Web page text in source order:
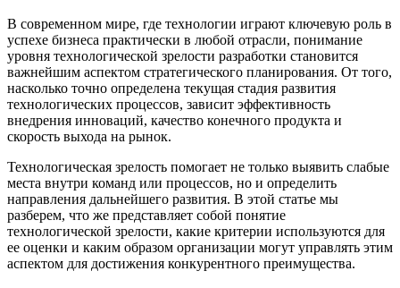
В современном мире, где технологии играют ключевую роль в
успехе бизнеса практически в любой отрасли, понимание
уровня технологической зрелости разработки становится
важнейшим аспектом стратегического планирования. От того,
насколько точно определена текущая стадия развития
технологических процессов, зависит эффективность
внедрения инноваций, качество конечного продукта и
скорость выхода на рынок.
Технологическая зрелость помогает не только выявить слабые
места внутри команд или процессов, но и определить
направления дальнейшего развития. В этой статье мы
разберем, что же представляет собой понятие
технологической зрелости, какие критерии используются для
ее оценки и каким образом организации могут управлять этим
аспектом для достижения конкурентного преимущества.